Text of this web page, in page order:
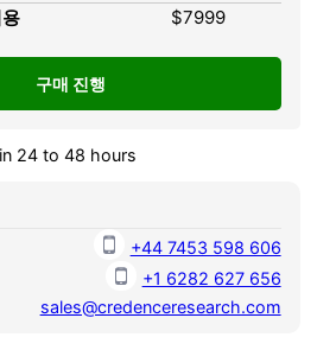
the
$7999
24 to 48 hours
+44 7453 598 606
+1 6282 627 656
sales@credenceresearch.com